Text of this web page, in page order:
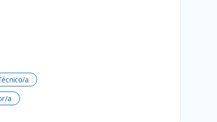
a
a